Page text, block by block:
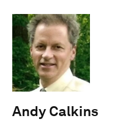
Andy Calkins